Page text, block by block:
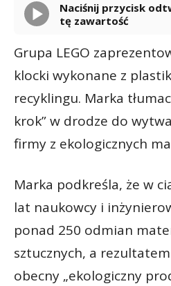
Naciśnij przycisk odtwarzania, aby odsłuchać
tę zawartość
Grupa LEGO
klocki wykonane z
recyklingu. Marka
krok” w drodze do
firmy z ekologicznych
Marka podkreśla, że w
lat naukowcy i
ponad 250 odmian
sztucznych, a
obecny „ekologiczny